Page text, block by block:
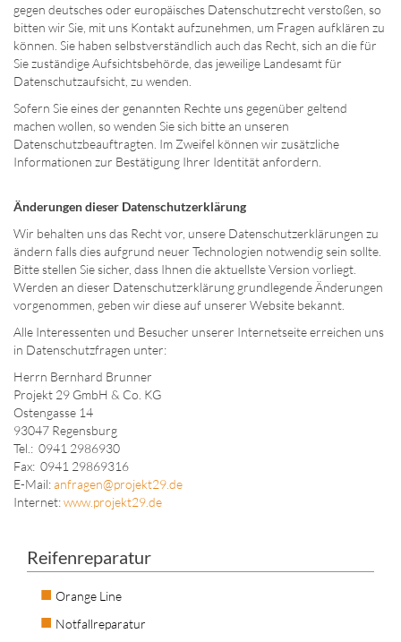
gegen deutsches oder europäisches Datenschutzrecht verstoßen, so
bitten wir Sie, mit uns Kontakt aufzunehmen, um Fragen aufklären zu
können. Sie haben selbstverständlich auch das Recht, sich an die für
Sie zuständige Aufsichtsbehörde, das jeweilige Landesamt für
Datenschutzaufsicht, zu wenden.
Sofern Sie eines der genannten Rechte uns gegenüber geltend
machen wollen, so wenden Sie sich bitte an unseren
Datenschutzbeauftragten. Im Zweifel können wir zusätzliche
Informationen zur Bestätigung Ihrer Identität anfordern.
Änderungen dieser Datenschutzerklärung
Wir behalten uns das Recht vor, unsere Datenschutzerklärungen zu
ändern falls dies aufgrund neuer Technologien notwendig sein sollte.
Bitte stellen Sie sicher, dass Ihnen die aktuellste Version vorliegt.
Werden an dieser Datenschutzerklärung grundlegende Änderungen
vorgenommen, geben wir diese auf unserer Website bekannt.
Alle Interessenten und Besucher unserer Internetseite erreichen uns
in Datenschutzfragen unter:
Herrn Bernhard Brunner
Projekt 29 GmbH & Co. KG
Ostengasse 14
93047 Regensburg
Tel.: 0941 2986930
Fax: 0941 29869316
E-Mail:anfragen@projekt29.de
Internet:www.projekt29.de
Reifenreparatur
Orange Line
Notfallreparatur